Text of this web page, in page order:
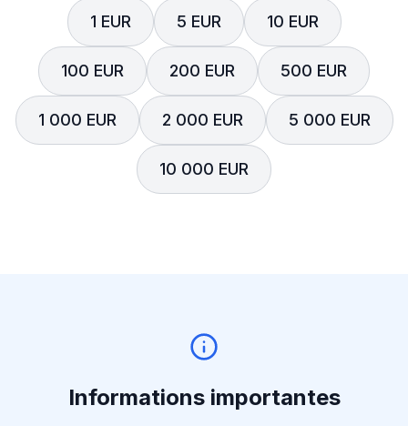
1 EUR 5 EUR 10 EUR
100 EUR 200 EUR 500 EUR
1 000 EUR 2 000 EUR 5 000 EUR
10 000 EUR
Informations importantes